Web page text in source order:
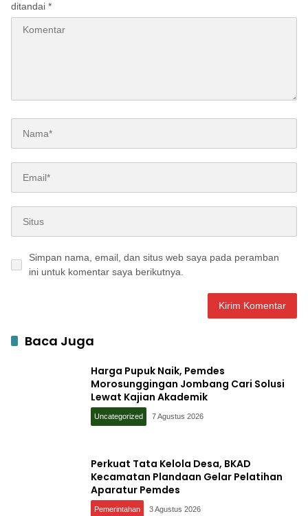
ditandai *
Simpan nama, email, dan situs web saya pada peramban
ini untuk komentar saya berikutnya.
Baca Juga
Harga Pupuk Naik, Pemdes
Morosunggingan Jombang Cari Solusi
Lewat Kajian Akademik
Uncategorized 7 Agustus 2026
Perkuat Tata Kelola Desa, BKAD
Kecamatan Plandaan Gelar Pelatihan
Aparatur Pemdes
Pemerintahan 3 Agustus 2026